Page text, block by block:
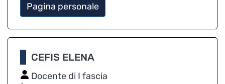
Pagina personale
CEFIS ELENA
Docente di I fascia